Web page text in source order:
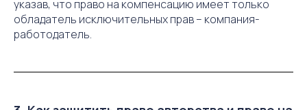
указав, что право на компенсацию имеет только
обладатель исключительных прав – компания-
работодатель.